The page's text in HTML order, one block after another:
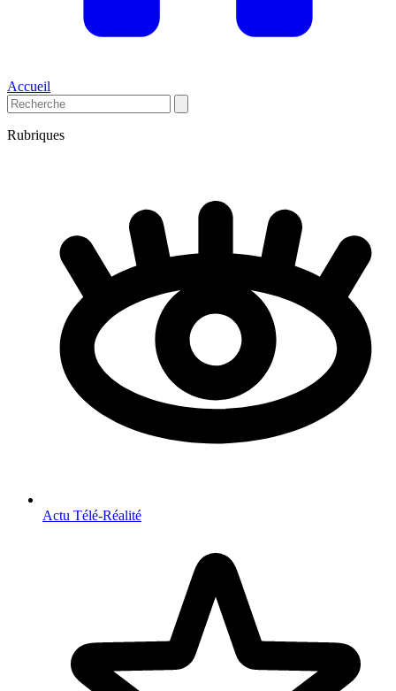
Accueil
Rubriques
Actu Télé-Réalité